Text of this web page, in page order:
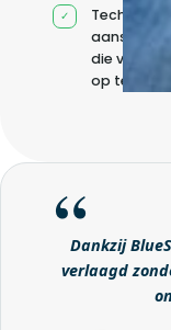
Technische
die
op te
Dankzij
verlaagd